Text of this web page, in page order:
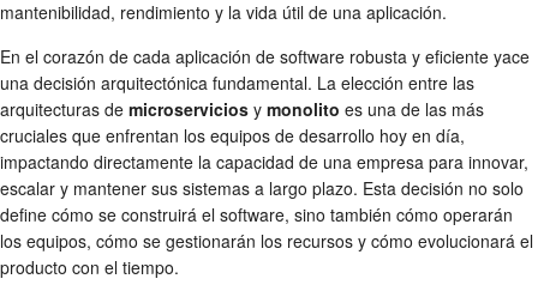
mantenibilidad, rendimiento y la vida útil de una aplicación.
En el corazón de cada aplicación de software robusta y eficiente yace
una decisión arquitectónica fundamental. La elección entre las
arquitecturas de microservicios y monolito es una de las más
cruciales que enfrentan los equipos de desarrollo hoy en día,
impactando directamente la capacidad de una empresa para innovar,
escalar y mantener sus sistemas a largo plazo. Esta decisión no solo
define cómo se construirá el software, sino también cómo operarán
los equipos, cómo se gestionarán los recursos y cómo evolucionará el
producto con el tiempo.